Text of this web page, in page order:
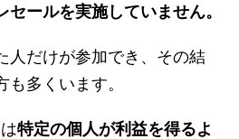
ールを実施していません。
人だけが参加でき、その結
多くいます。
特定の個人が利益を得るよ